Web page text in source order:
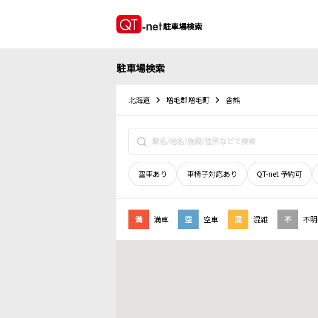
駐車場検索
駐車場検索
北海道 増毛郡増毛町 舎熊
空車あり 車椅子対応あり QT-net 予約可
満 満車 空 空車 混 混雑 不 不明